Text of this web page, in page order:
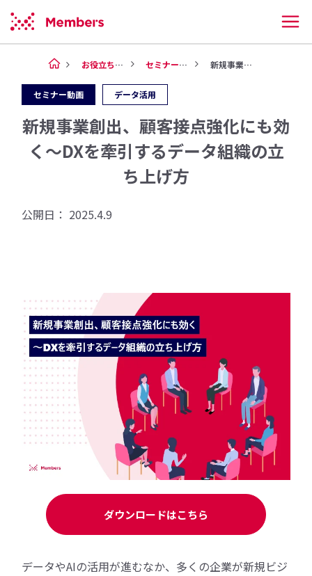
お役立ち情報 セミナー動画 新規事業創出、顧客接点強化にも...
セミナー動画 データ活用
新規事業創出、顧客接点強化にも効
く〜DXを牽引するデータ組織の立
ち上げ方
公開日： 2025.4.9
ダウンロードはこちら
データやAIの活用が進むなか、多くの企業が新規ビジ